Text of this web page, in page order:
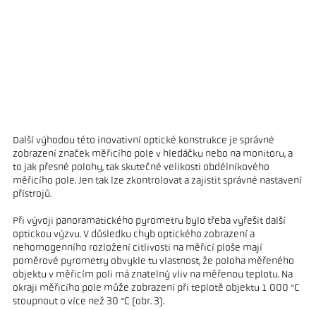
Další výhodou této inovativní optické konstrukce je správné
zobrazení značek měřicího pole v hledáčku nebo na monitoru, a
to jak přesné polohy, tak skutečné velikosti obdélníkového
měřicího pole. Jen tak lze zkontrolovat a zajistit správné nastavení
přístrojů.
Při vývoji panoramatického pyrometru bylo třeba vyřešit další
optickou výzvu. V důsledku chyb optického zobrazení a
nehomogenního rozložení citlivosti na měřicí ploše mají
poměrové pyrometry obvykle tu vlastnost, že poloha měřeného
objektu v měřicím poli má znatelný vliv na měřenou teplotu. Na
okraji měřicího pole může zobrazení při teplotě objektu 1 000 °C
stoupnout o více než 30 °C (obr. 3).